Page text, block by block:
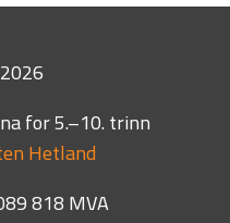
for 5.–10. trinn
Hetland
818 MVA